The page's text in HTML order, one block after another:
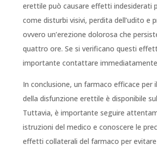
erettile può causare effetti indesiderati
come disturbi visivi, perdita dell’udito e
ovvero un’erezione dolorosa che
quattro ore. Se si verificano questi
importante contattare
In conclusione, un farmaco efficace
della disfunzione erettile è disponibile
Tuttavia, è importante seguire
istruzioni del medico e conoscere le
effetti collaterali del farmaco per